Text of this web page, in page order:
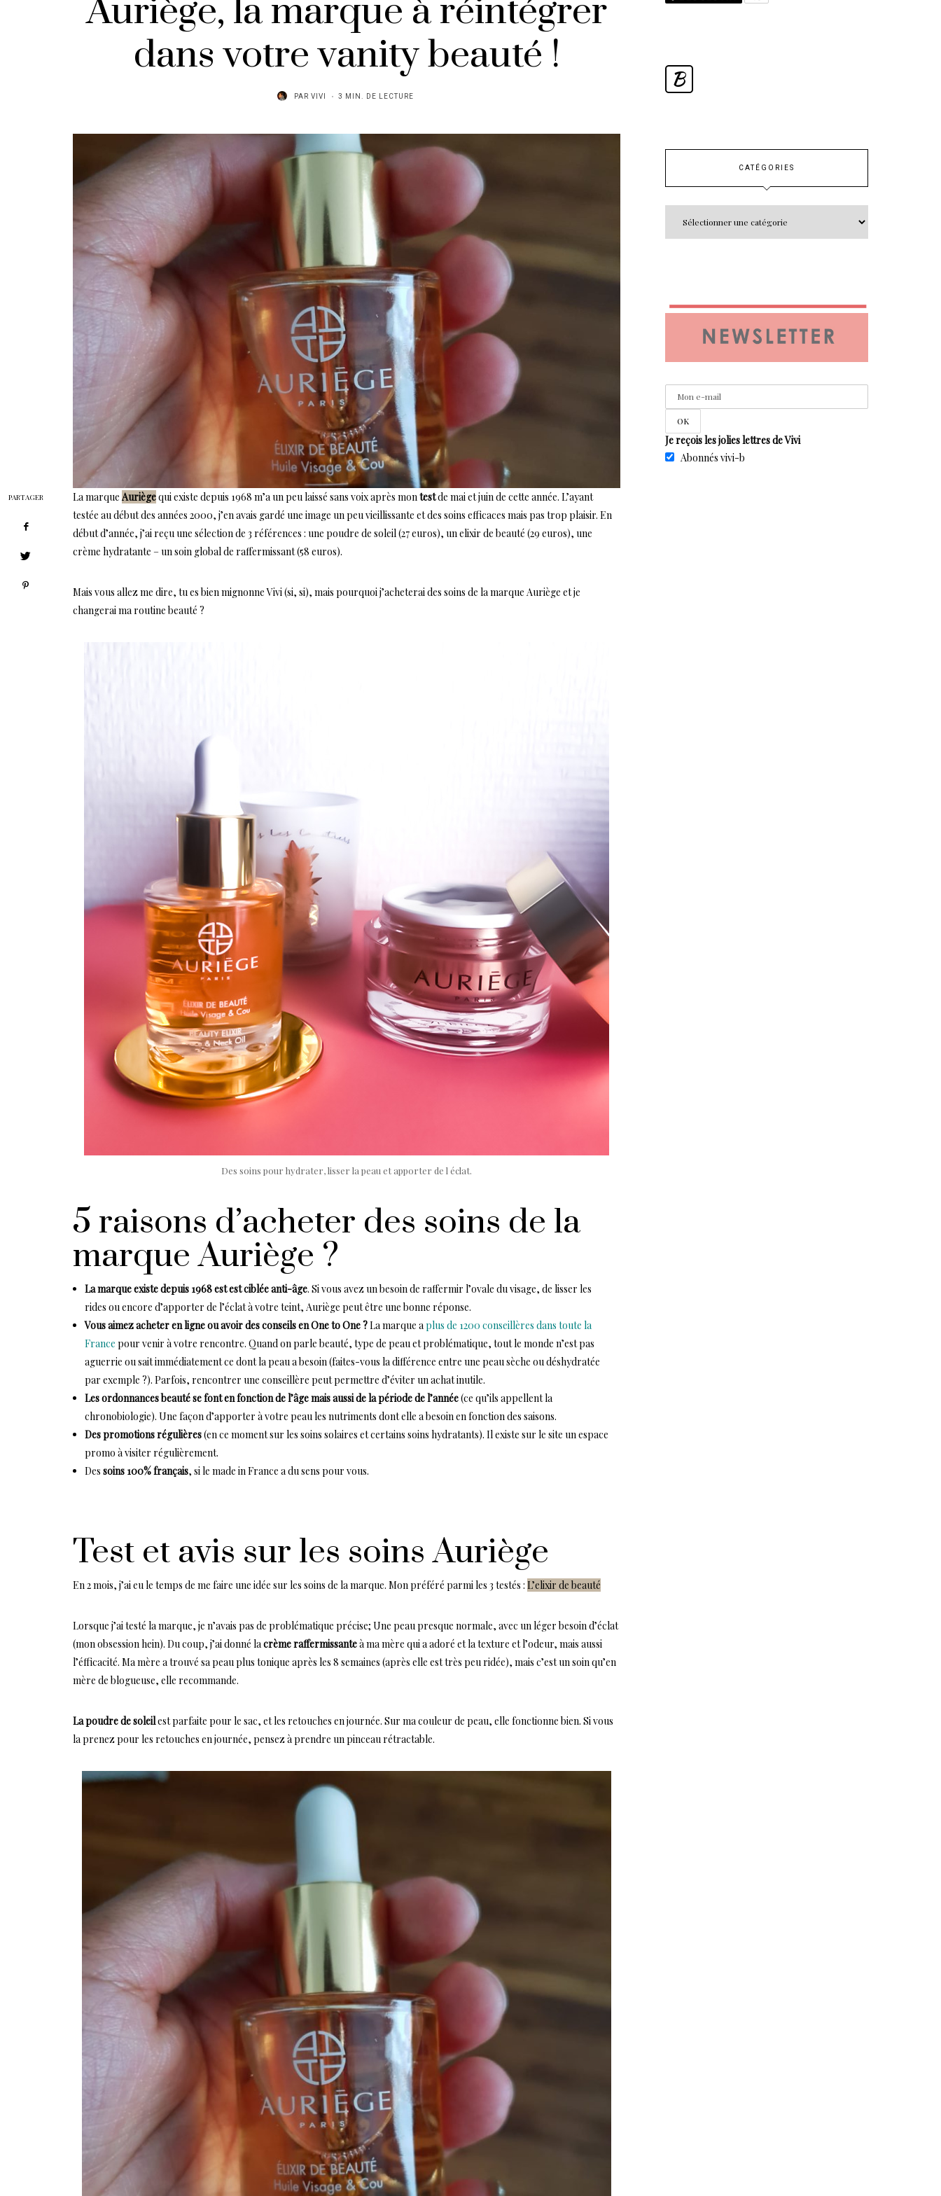
Auriège, la marque à réintégrer
dans votre vanity beauté !
PAR VIVI 3 MIN. DE LECTURE
La marque Auriègequi existe depuis 1968 m’a un peu laissé sans voix après montestde mai et juin de cette année. L’ayant
testée au début des années 2000, j’en avais gardé une image un peu vieillissante et des soins efficaces mais pas trop plaisir. En
début d’année, j’ai reçu une sélection de 3 références : une poudre de soleil (27 euros), un elixir de beauté (29 euros), une
crème hydratante – un soin global de raffermissant (58 euros).
Mais vous allez me dire, tu es bien mignonne Vivi (si, si), mais pourquoi j’acheterai des soins de la marque Auriège et je
changerai ma routine beauté ?
Des soins pour hydrater, lisser la peau et apporter de l éclat.
5 raisons d’acheter des soins de la
marque Auriège ?
La marque existe depuis 1968 est est ciblée anti-âge. Si vous avez un besoin de raffermir l’ovale du visage, de lisser les
rides ou encore d’apporter de l’éclat à votre teint, Auriège peut être une bonne réponse.
Vous aimez acheter en ligne ou avoir des conseils en One to One ?La marque aplus de 1200 conseillères dans toute la
France pour venir à votre rencontre. Quand on parle beauté, type de peau et problématique, tout le monde n’est pas
aguerrie ou sait immédiatement ce dont la peau a besoin (faites-vous la différence entre une peau sèche ou déshydratée
par exemple ?). Parfois, rencontrer une conseillère peut permettre d’éviter un achat inutile.
Les ordonnances beauté se font en fonction de l’âge mais aussi de la période de l’année(ce qu’ils appellent la
chronobiologie). Une façon d’apporter à votre peau les nutriments dont elle a besoin en fonction des saisons.
Des promotions régulières(en ce moment sur les soins solaires et certains soins hydratants). Il existe sur le site un espace
promo à visiter régulièrement.
Des soins 100% français, si le made in France a du sens pour vous.
Test et avis sur les soins Auriège
En 2 mois, j’ai eu le temps de me faire une idée sur les soins de la marque. Mon préféré parmi les 3 testés : L’elixir de beauté
Lorsque j’ai testé la marque, je n’avais pas de problématique précise; Une peau presque normale, avec un léger besoin d’éclat
(mon obsession hein). Du coup, j’ai donné lacrème raffermissanteà ma mère qui a adoré et la texture et l’odeur, mais aussi
l’éfficacité. Ma mère a trouvé sa peau plus tonique après les 8 semaines (après elle est très peu ridée), mais c’est un soin qu’en
mère de blogueuse, elle recommande.
La poudre de soleilest parfaite pour le sac, et les retouches en journée. Sur ma couleur de peau, elle fonctionne bien. Si vous
la prenez pour les retouches en journée, pensez à prendre un pinceau rétractable.
PARTAGER
B
CATÉGORIES
Je reçois les jolies lettres de Vivi
Abonnés vivi-b